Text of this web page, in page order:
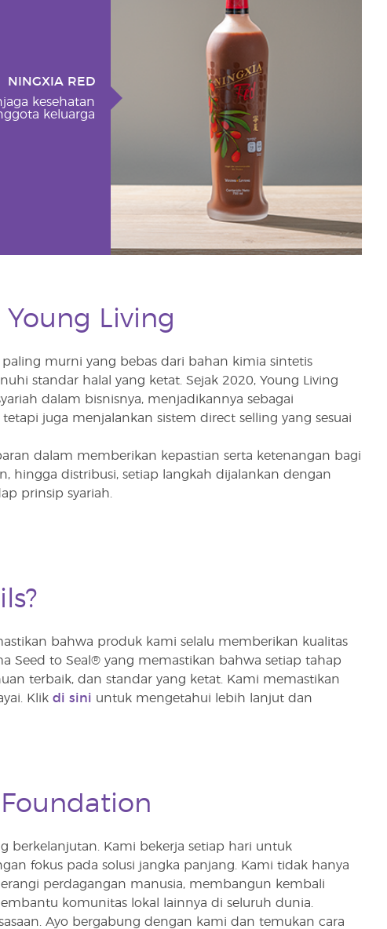
NINGXIA RED
kesehatan
keluarga
Living
murni yang bebas dari bahan kimia sintetis
standar halal yang ketat. Sejak 2020, Young Living
dalam bisnisnya, menjadikannya sebagai
juga menjalankan sistem direct selling yang sesuai
dalam memberikan kepastian serta ketenangan bagi
hingga distribusi, setiap langkah dijalankan dengan
prinsip syariah.
bahwa produk kami selalu memberikan kualitas
Seed to Seal® yang memastikan bahwa setiap tahap
terbaik, dan standar yang ketat. Kami memastikan
Klik di sini untuk mengetahui lebih lanjut dan
berkelanjutan. Kami bekerja setiap hari untuk
fokus pada solusi jangka panjang. Kami tidak hanya
perdagangan manusia, membangun kembali
komunitas lokal lainnya di seluruh dunia.
Ayo bergabung dengan kami dan temukan cara